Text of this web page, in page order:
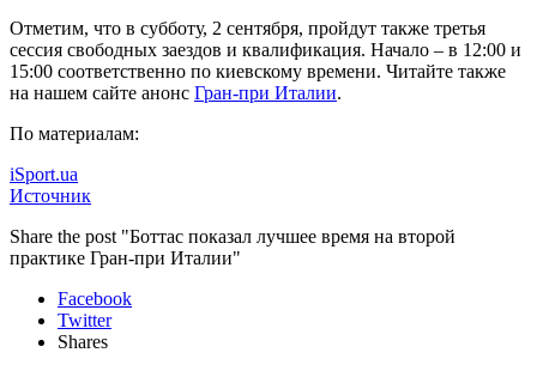
Отметим, что в субботу, 2 сентября, пройдут также третья
сессия свободных заездов и квалификация. Начало – в 12:00 и
15:00 соответственно по киевскому времени. Читайте также
на нашем сайте анонс Гран-при Италии.
По материалам:
iSport.ua
Источник
Share the post "Боттас показал лучшее время на второй
практике Гран-при Италии"
Facebook
Twitter
Shares